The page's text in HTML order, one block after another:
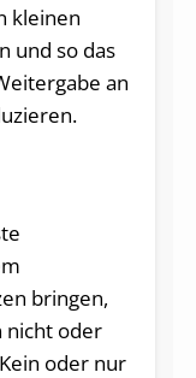
kleinen
und so das
an
bringen,
nicht oder
oder nur